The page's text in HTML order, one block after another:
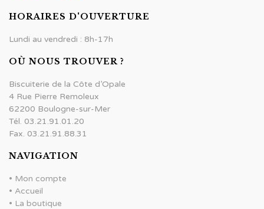
HORAIRES D'OUVERTURE
Lundi au vendredi : 8h-17h
OÙ NOUS TROUVER ?
Biscuiterie de la Côte d’Opale
4 Rue Pierre Remoleux
62200 Boulogne-sur-Mer
Tél. 03.21.91.01.20
Fax. 03.21.91.88.31
NAVIGATION
• Mon compte
• Accueil
• La boutique